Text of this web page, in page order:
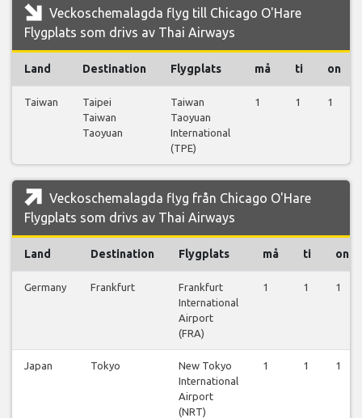
Veckoschemalagda flyg till Chicago O'Hare
Flygplats som drivs av Thai Airways
Land Destination Flygplats må ti on
Taiwan
Taipei
Taiwan
Taoyuan
Taiwan
Taoyuan
International
(TPE)
1 1 1
Veckoschemalagda flyg från Chicago O'Hare
Flygplats som drivs av Thai Airways
Land Destination Flygplats må ti on
Germany Frankfurt
Frankfurt
International
Airport
(FRA)
1 1 1
Japan Tokyo
New Tokyo
International
Airport
(NRT)
1 1 1